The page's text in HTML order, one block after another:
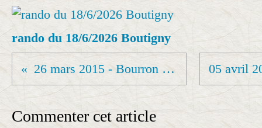
rando du 18/6/2026 Boutigny
26 mars 2015 - Bourron Marlotte
Commenter cet article